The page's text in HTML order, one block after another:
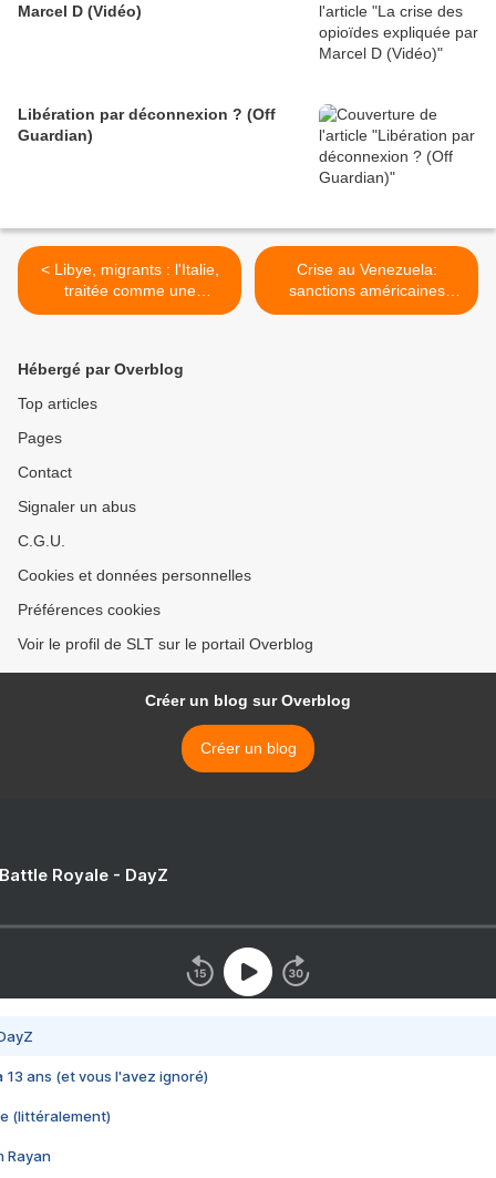
Marcel D (Vidéo)
Libération par déconnexion ? (Off
Guardian)
< Libye, migrants : l'Italie,
traitée comme une
«colonie» par Macron,
Crise au Venezuela:
sanctions américaines
contre 13 Vénézuéliens
Hébergé par Overblog
Top articles
Pages
Contact
Signaler un abus
C.G.U.
Cookies et données personnelles
Préférences cookies
Voir le profil de SLT sur le portail Overblog
Créer un blog sur Overblog
Créer un blog
Royale - DayZ
13 ans (et vous l'avez ignoré)
(littéralement)
Rayan